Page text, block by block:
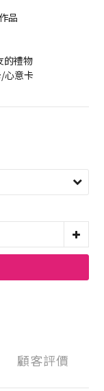
品
的禮物
心意卡
顧客評價